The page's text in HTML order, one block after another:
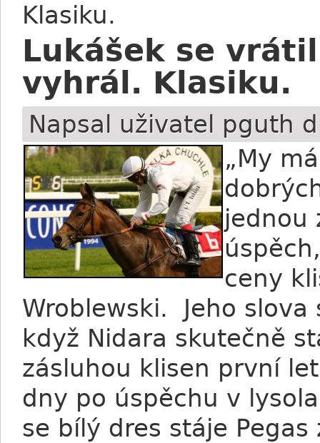
Klasiku.
Lukášek se
vyhrál. Klasiku.
Napsal uživatel pguth
„My
jednou
ceny
Wroblewski. Jeho
když Nidara skutečně
zásluhou klisen první
dny po úspěchu v
se bílý dres stáje